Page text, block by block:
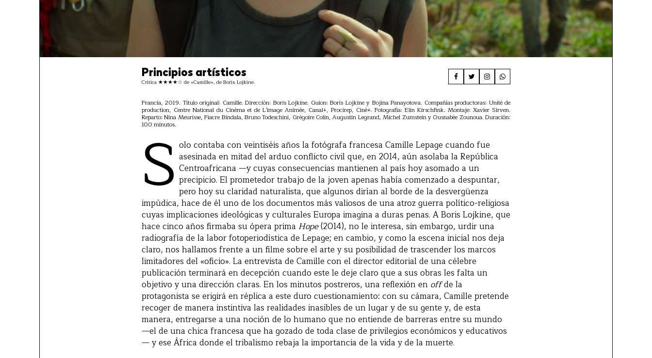
Principios artísticos
Crítica ★★★★☆ de «Camille», de Boris Lojkine.
Francia, 2019. Título original: Camille. Dirección: Boris Lojkine. Guion: Boris Lojkine y Bojina Panayotova. Compañías productoras: Unité de
production, Centre National du Cinéma et de L'image Animée, Canal+, Procirep, Ciné+. Fotografía: Elin Kirschfink. Montaje: Xavier Sirven.
Reparto: Nina Meurisse, Fiacre Bindala, Bruno Todeschini, Grégoire Colin, Augustin Legrand, Michel Zumstein y Ousnabée Zounoua. Duración:
100 minutos.
S olo contaba con veintiséis años la fotógrafa francesa Camille Lepage cuando fue
asesinada en mitad del arduo conflicto civil que, en 2014, aún asolaba la República
Centroafricana —y cuyas consecuencias mantienen al país hoy asomado a un
precipicio. El prometedor trabajo de la joven apenas había comenzado a despuntar,
pero hoy su claridad naturalista, que algunos dirían al borde de la desvergüenza
impúdica, hace de él uno de los documentos más valiosos de una atroz guerra político-religiosa
cuyas implicaciones ideológicas y culturales Europa imagina a duras penas. A Boris Lojkine, que
hace cinco años firmaba su ópera prima Hope(2014), no le interesa, sin embargo, urdir una
radiografía de la labor fotoperiodística de Lepage; en cambio, y como la escena inicial nos deja
claro, nos hallamos frente a un filme sobre el arte y su posibilidad de trascender los marcos
limitadores del «oficio». La entrevista de Camille con el director editorial de una célebre
publicación terminará en decepción cuando este le deje claro que a sus obras les falta un
objetivo y una dirección claras. En los minutos postreros, una reflexión en offde la
protagonista se erigirá en réplica a este duro cuestionamiento: con su cámara, Camille pretende
recoger de manera instintiva las realidades inasibles de un lugar y de su gente y, de esta
manera, entregarse a una noción de lo humano que no entiende de barreras entre su mundo
—el de una chica francesa que ha gozado de toda clase de privilegios económicos y educativos
— y ese África donde el tribalismo rebaja la importancia de la vida y de la muerte.